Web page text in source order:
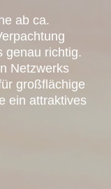
ab ca.
genau richtig.
Netzwerks
großflächige
ein attraktives